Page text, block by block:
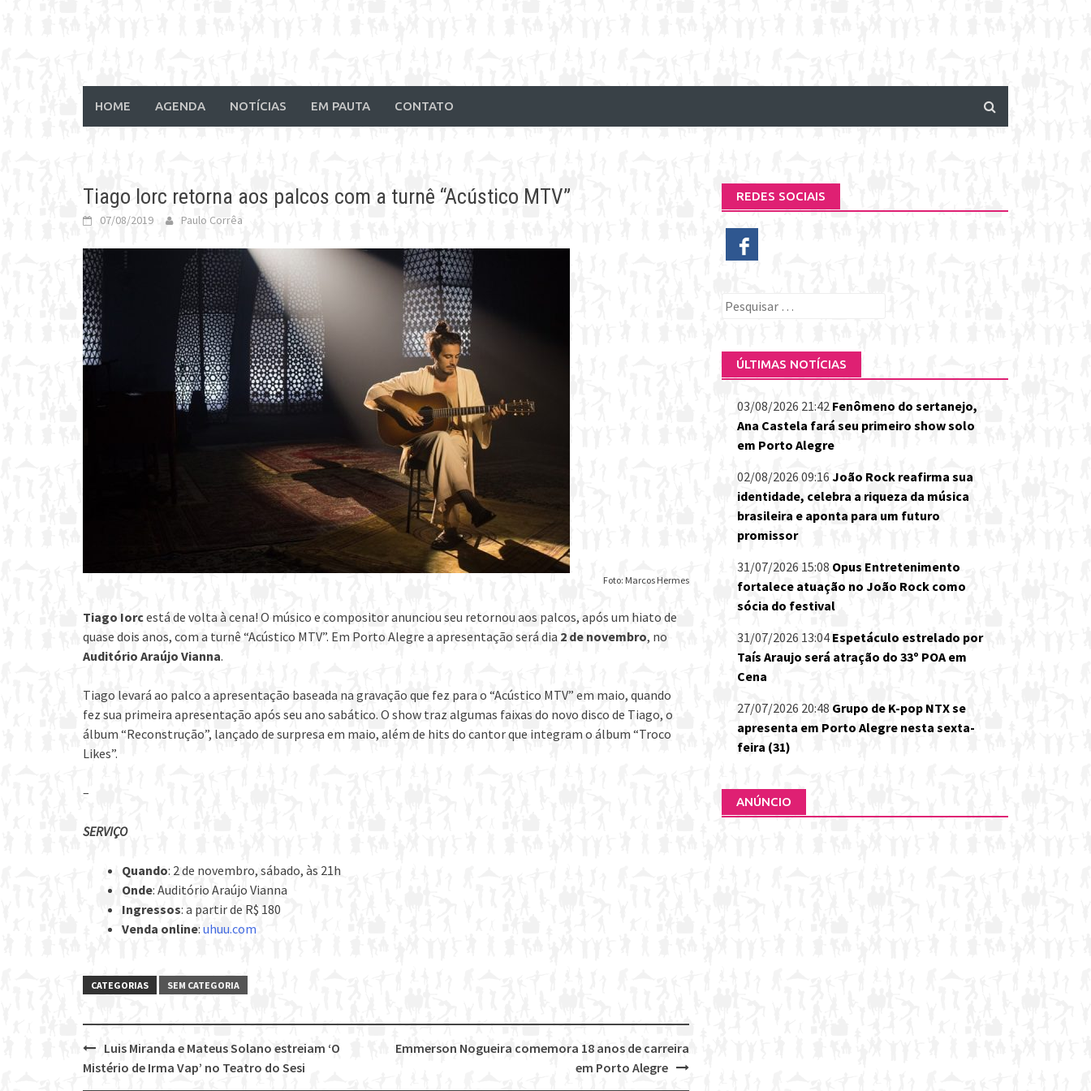
HOME AGENDA NOTÍCIAS EM PAUTA CONTATO
Tiago Iorc retorna aos palcos com a turnê “Acústico MTV”
07/08/2019 Paulo Corrêa
Foto: Marcos Hermes
Tiago Iorcestá de volta à cena! O músico e compositor anunciou seu retornou aos palcos, após um hiato de
quase dois anos, com a turnê “Acústico MTV”. Em Porto Alegre a apresentação será dia 2 de novembro, no
Auditório Araújo Vianna.
Tiago levará ao palco a apresentação baseada na gravação que fez para o “Acústico MTV” em maio, quando
fez sua primeira apresentação após seu ano sabático. O show traz algumas faixas do novo disco de Tiago, o
álbum “Reconstrução”, lançado de surpresa em maio, além de hits do cantor que integram o álbum “Troco
Likes”.
–
SERVIÇO
Quando: 2 de novembro, sábado, às 21h
Onde: Auditório Araújo Vianna
Ingressos: a partir de R$ 180
Venda online: uhuu.com
CATEGORIAS SEM CATEGORIA
Post
Emmerson Nogueira comemora 18 anos de carreira
em Porto Alegre
Luis Miranda e Mateus Solano estreiam ‘O
Mistério de Irma Vap’ no Teatro do Sesi
REDES SOCIAIS
Pesquisar
ÚLTIMAS NOTÍCIAS
03/08/2026 21:42 Fenômeno do sertanejo,
Ana Castela fará seu primeiro show solo
em Porto Alegre
02/08/2026 09:16 João Rock reafirma sua
identidade, celebra a riqueza da música
brasileira e aponta para um futuro
promissor
31/07/2026 15:08 Opus Entretenimento
fortalece atuação no João Rock como
sócia do festival
31/07/2026 13:04 Espetáculo estrelado por
Taís Araujo será atração do 33º POA em
Cena
27/07/2026 20:48 Grupo de K-pop NTX se
apresenta em Porto Alegre nesta sexta-
feira (31)
ANÚNCIO